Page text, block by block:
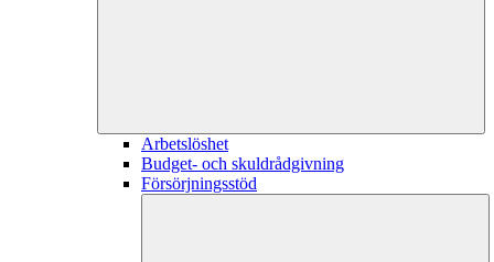
Arbetslöshet
Budget- och skuldrådgivning
Försörjningsstöd